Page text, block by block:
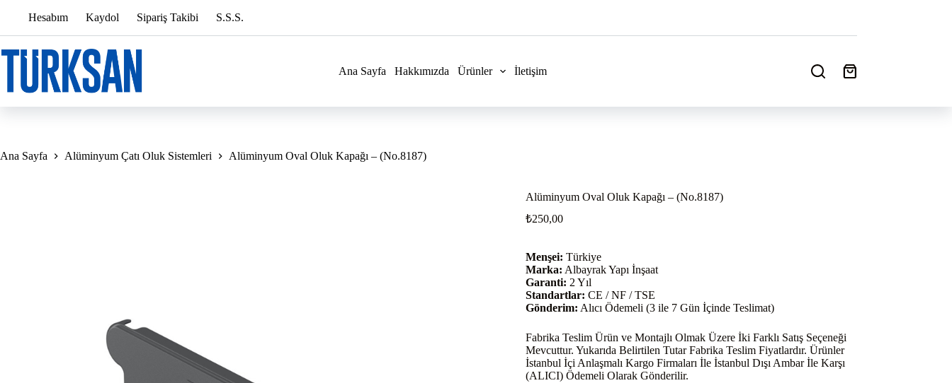
Hesabım Kaydol Sipariş Takibi S.S.S.
Ana Sayfa Hakkımızda Ürünler İletişim
Shopping
Ana Sayfa Alüminyum Çatı Oluk Sistemleri Alüminyum Oval Oluk Kapağı – (No.8187)
Alüminyum Oval Oluk Kapağı – (No.8187)
₺250,00
Menşei: Türkiye
Marka: Albayrak Yapı İnşaat
Garanti: 2 Yıl
Standartlar: CE / NF / TSE
Gönderim: Alıcı Ödemeli (3 ile 7 Gün İçinde Teslimat)
Fabrika Teslim Ürün ve Montajlı Olmak Üzere İki Farklı Satış Seçeneği
Mevcuttur. Yukarıda Belirtilen Tutar Fabrika Teslim Fiyatlardır. Ürünler
İstanbul İçi Anlaşmalı Kargo Firmaları İle İstanbul Dışı Ambar İle Karşı
(ALICI) Ödemeli Olarak Gönderilir.